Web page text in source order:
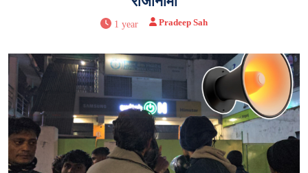
1 year Pradeep Sah